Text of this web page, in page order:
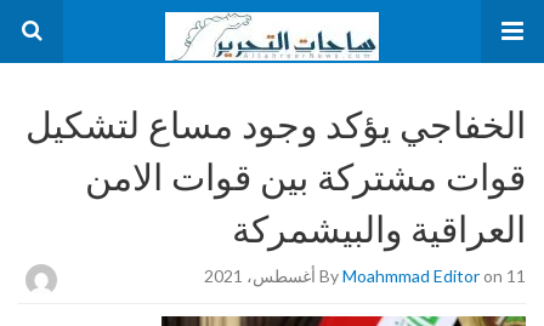
الخفاجي يؤكد وجود مساع لتشكيل
قوات مشتركة بين قوات الامن
العراقية والبيشمركة
ByMoahmmad Editoron 11 أغسطس، 2021